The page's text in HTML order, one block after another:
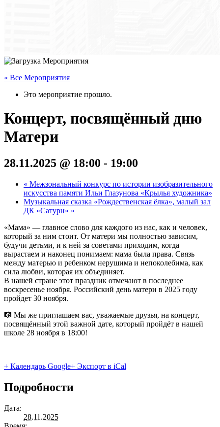
« Все Мероприятия
Это мероприятие прошло.
Концерт, посвящённый дню
Матери
28.11.2025 @ 18:00 - 19:00
« Межзональный конкурс по истории изобразительного
искусства памяти Ильи Глазунова «Крылья художника»
Музыкальная сказка «Рождественская ёлка», малый зал
ДК «Сатурн» »
«Мама» — главное слово для каждого из нас, как и человек,
который за ним стоит. От матери мы полностью зависим,
будучи детьми, и к ней за советами приходим, когда
вырастаем и наконец понимаем: мама была права. Связь
между матерью и ребенком нерушима и непоколебима, как
сила любви, которая их объединяет.
В нашей стране этот праздник отмечают в последнее
воскресенье ноября. Российский день матери в 2025 году
пройдет 30 ноября.
🎼 Мы же приглашаем вас, уважаемые друзья, на концерт,
посвящённый этой важной дате, который пройдёт в нашей
школе 28 ноября в 18:00!
+ Календарь Google+ Экспорт в iCal
Подробности
Дата:
28.11.2025